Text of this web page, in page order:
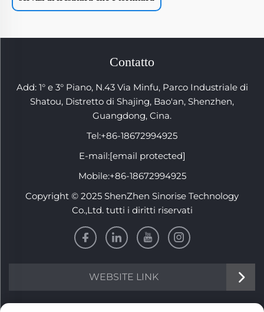
Contatto
Add: 1° e 3° Piano, N.43 Via Minfu, Parco Industriale di
Shatou, Distretto di Shajing, Bao'an, Shenzhen,
Guangdong, Cina.
Tel:+86-18672994925
E-mail:[email protected]
Mobile:+86-18672994925
Copyright © 2025 ShenZhen Sinorise Technology
Co.,Ltd. tutti i diritti riservati
WEBSITE LINK